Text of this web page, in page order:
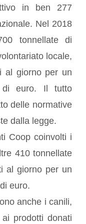
in ben 277
Nel 2018
tonnellate di
locale,
al giorno per un
euro. Il tutto
delle normative
dalla legge.
Coop coinvolti i
410 tonnellate
al giorno per un
euro.
anche i canili,
prodotti donati